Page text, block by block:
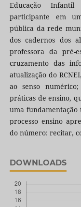
Educação Infantil
participante em
pública da rede
dos cadernos dos
professora da pré-
cruzamento das
atualização do
ao senso
práticas de ensino,
uma fundamentação
processo ensino
do número: recitar,
DOWNLOADS